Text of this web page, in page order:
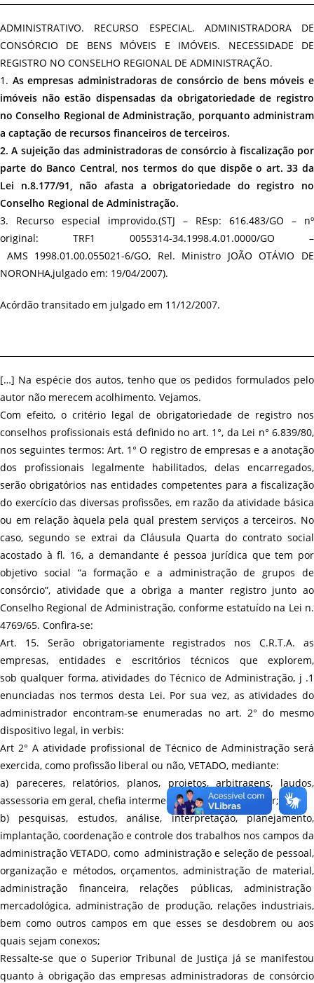
ADMINISTRATIVO. RECURSO ESPECIAL. ADMINISTRADORA DE
CONSÓRCIO DE BENS MÓVEIS E IMÓVEIS. NECESSIDADE DE
REGISTRO NO CONSELHO REGIONAL DE ADMINISTRAÇÃO.
1. As empresas administradoras de consórcio de bens móveis e
imóveis não estão dispensadas da obrigatoriedade de registro
no Conselho Regional de Administração, porquanto administram
a captação de recursos financeiros de terceiros.
2. A sujeição das administradoras de consórcio à fiscalização por
parte do Banco Central, nos termos do que dispõe o art. 33 da
Lei n.8.177/91, não afasta a obrigatoriedade do registro no
Conselho Regional de Administração.
3. Recurso especial improvido.(STJ – REsp: 616.483/GO – nº
original: TRF1 0055314-34.1998.4.01.0000/GO –
AMS 1998.01.00.055021-6/GO, Rel. Ministro JOÃO OTÁVIO DE
NORONHA,julgado em: 19/04/2007).
Acórdão transitado em julgado em 11/12/2007.
[…] Na espécie dos autos, tenho que os pedidos formulados pelo
autor não merecem acolhimento. Vejamos.
Com efeito, o critério legal de obrigatoriedade de registro nos
conselhos profissionais está definido no art. 1°, da Lei n° 6.839/80,
nos seguintes termos: Art. 1° O registro de empresas e a anotação
dos profissionais legalmente habilitados, delas encarregados,
serão obrigatórios nas entidades competentes para a fiscalização
do exercício das diversas profissões, em razão da atividade básica
ou em relação àquela pela qual prestem serviços a terceiros. No
caso, segundo se extrai da Cláusula Quarta do contrato social
acostado à fl. 16, a demandante é pessoa jurídica que tem por
objetivo social “a formação e a administração de grupos de
consórcio”, atividade que a obriga a manter registro junto ao
Conselho Regional de Administração, conforme estatuído na Lei n.
4769/65. Confira-se:
Art. 15. Serão obrigatoriamente registrados nos C.R.T.A. as
empresas, entidades e escritórios técnicos que explorem,
sob qualquer forma, atividades do Técnico de Administração, j .1
enunciadas nos termos desta Lei. Por sua vez, as atividades do
administrador encontram-se enumeradas no art. 2° do mesmo
dispositivo legal, in verbis:
Art 2° A atividade profissional de Técnico de Administração será
exercida, como profissão liberal ou não, VETADO, mediante:
a) pareceres, relatórios, planos, projetos, arbitragens, laudos,
assessoria em geral, chefia intermediária, direçao superior;
b) pesquisas, estudos, análise, interpretação, planejamento,
implantação, coordenação e controle dos trabalhos nos campos da
administração VETADO, como administração e seleção de pessoal,
organização e métodos, orçamentos, administração de material,
administração financeira, relações públicas, administração
mercadológica, administração de produção, relações industriais,
bem como outros campos em que esses se desdobrem ou aos
quais sejam conexos;
Ressalte-se que o Superior Tribunal de Justiça já se manifestou
quanto à obrigação das empresas administradoras de consórcio